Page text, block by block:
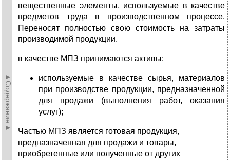
►Содержание►
вещественные элементы, используемые в качестве
предметов труда в производственном процессе.
Переносят полностью свою стоимость на затраты
производимой продукции.
в качестве МПЗ принимаются активы:
используемые в качестве сырья, материалов
при производстве продукции, предназначенной
для продажи (выполнения работ, оказания
услуг);
Частью МПЗ является готовая продукция,
предназначенная для продажи и товары,
приобретенные или полученные от других